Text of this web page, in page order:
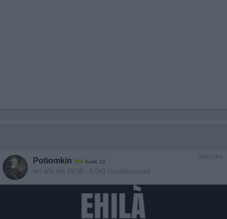
Vaccata
Potiomkin livello 12
ieri alle ore 19:38 - 4.043 visualizzazioni